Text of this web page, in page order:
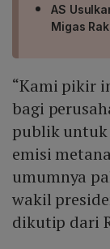
AS
Migas
“Kami pikir
bagi
publik untuk
emisi
umumnya
wakil
dikutip dari